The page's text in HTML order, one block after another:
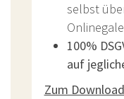
selbst
100%
auf
Zum